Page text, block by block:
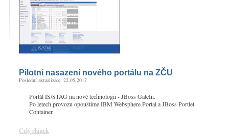
Pilotní nasazení nového portálu na ZČU
Poslední aktualizace: 22.05.2017
Portál IS/STAG na nové technologii - JBoss GateIn.
Po letech provozu opouštíme IBM Websphere Portal a JBoss Portlet
Container.
Celý článek